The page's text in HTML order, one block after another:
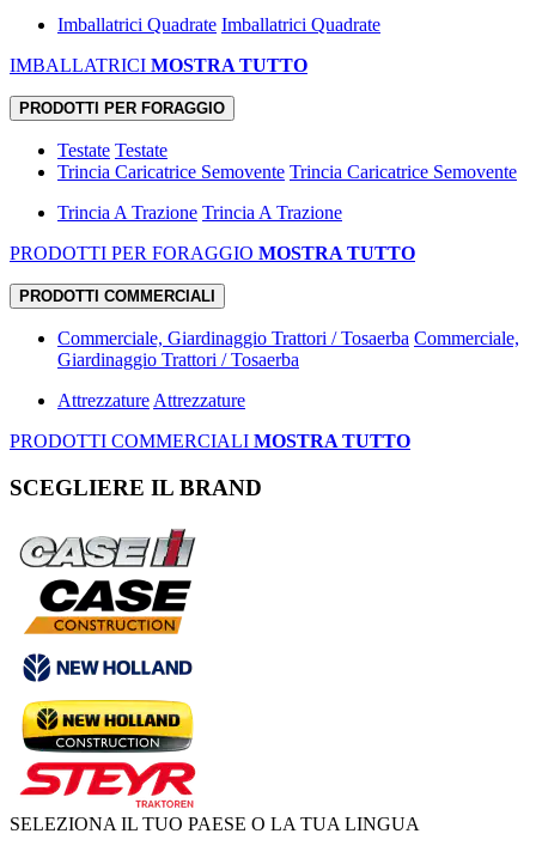
Imballatrici Quadrate Imballatrici Quadrate
IMBALLATRICI MOSTRA TUTTO
PRODOTTI PER FORAGGIO
Testate Testate
Trincia Caricatrice Semovente Trincia Caricatrice Semovente
Trincia A Trazione Trincia A Trazione
PRODOTTI PER FORAGGIO MOSTRA TUTTO
PRODOTTI COMMERCIALI
Commerciale, Giardinaggio Trattori / Tosaerba Commerciale,
Giardinaggio Trattori / Tosaerba
Attrezzature Attrezzature
PRODOTTI COMMERCIALI MOSTRA TUTTO
SCEGLIERE IL BRAND
SELEZIONA IL TUO PAESE O LA TUA LINGUA